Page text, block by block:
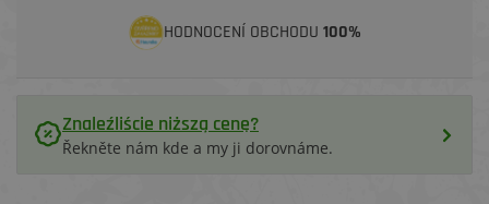
HODNOCENÍ OBCHODU 100%
Znaleźliście niższą cenę?
Řekněte nám kde a my ji dorovnáme.